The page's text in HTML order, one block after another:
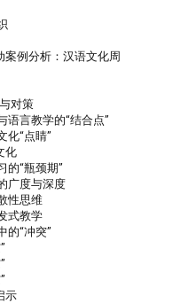
案例分析：汉语文化周
对策
语言教学的“结合点”
化“点睛”
化
的“瓶颈期”
广度与深度
性思维
式教学
的“冲突”
示